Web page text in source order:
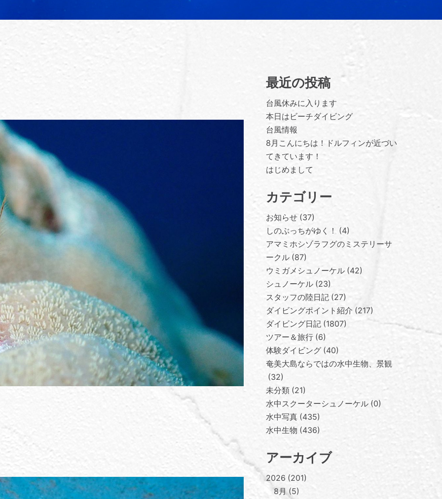
最近の投稿
台風休みに入ります
本日はビーチダイビング
台風情報
8月こんにちは！ドルフィンが近づい
てきています！
はじめまして
カテゴリー
お知らせ 37
しのぶっちがゆく！
4
アマミホシゾラフグのミステリーサ
ークル 87
ウミガメシュノーケル 42
シュノーケル 23
スタッフの陸日記 27
ダイビングポイント紹介 217
ダイビング日記 1807
ツアー＆旅行 6
体験ダイビング 40
奄美大島ならではの水中生物、景観
32
未分類 21
水中スクーターシュノーケル 0
水中写真 435
水中生物 436
アーカイブ
2026 201
8月 5